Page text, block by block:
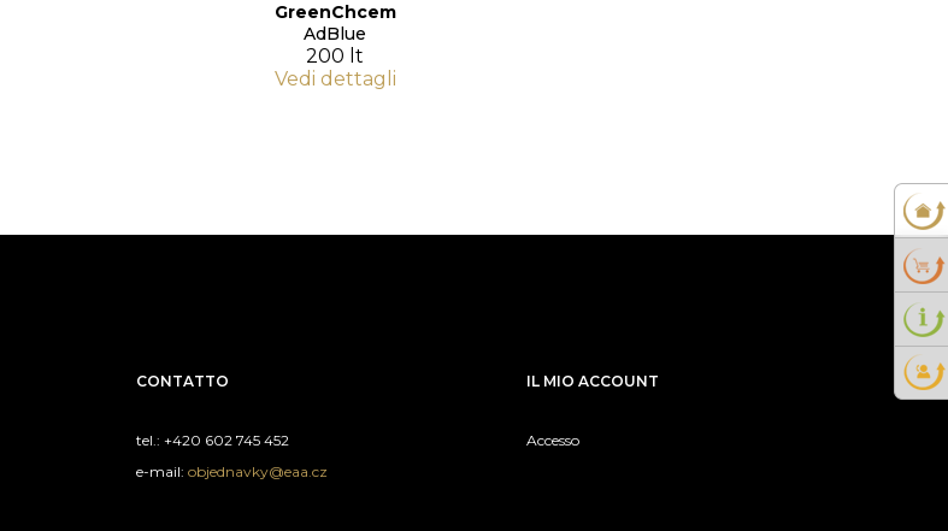
GreenChcem
AdBlue
200 lt
Vedi dettagli
CONTATTO
tel.: +420 602 745 452
e-mail: objednavky@eaa.cz
IL MIO ACCOUNT
Accesso